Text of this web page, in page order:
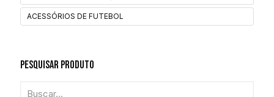
ACESSÓRIOS DE FUTEBOL
Pesquisar Produto